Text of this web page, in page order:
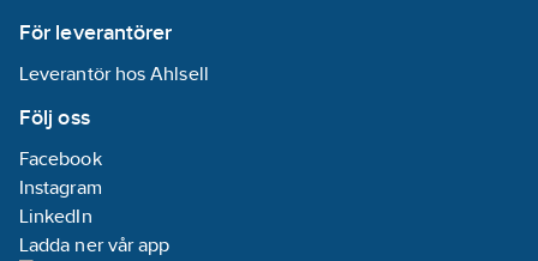
För leverantörer
Leverantör hos Ahlsell
Följ oss
Facebook
Instagram
LinkedIn
Ladda ner vår app